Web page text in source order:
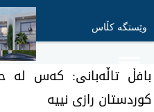
وێستگە کڵاس
بافڵ تاڵەبانی: كه‌س
كوردستان رازی‌ نییه‌